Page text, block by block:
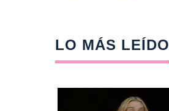
LO MÁS LEÍDO